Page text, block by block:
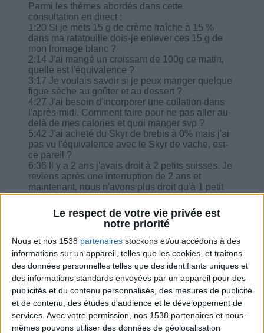
Le respect de votre vie privée est
notre priorité
Nous et nos 1538 partenaires stockons et/ou accédons à des
informations sur un appareil, telles que les cookies, et traitons
des données personnelles telles que des identifiants uniques et
des informations standards envoyées par un appareil pour des
publicités et du contenu personnalisés, des mesures de publicité
et de contenu, des études d'audience et le développement de
services. Avec votre permission, nos 1538 partenaires et nous-
mêmes pouvons utiliser des données de géolocalisation
Parmi les thèmes abordés dans cette
consultation en direct :
1:20 Si je mets 15 g de crème fraîche à 15 %
dans ma ratatouille dois-je enlever ces 15 g de
mon fromage blanc ?
2:14 J'ai mangé un croissant de 100g ce matin,
quelle est l'équivalence ?
3:17 Je voulais savoir si je peux manger quelque
figue sèche au goûter et au dessert ?
4:27 J'ai besoin d'incorporer une collation dans
l'après-midi. Comment faire pour ne pas aller au-
delà de mes calories et quoi manger svp ?
5:42 J'ai acheté du Skyr de brebis à 0% mais j'ai
pas vu l'équivalence avec le Skyr de vache, est-
ce pareil ?
6:36 Il y a 2 ans j'avais droit à 2 petits suisses. Je
reviens après une interruption de 2 ans et
maintenant, nous n'avons plus droit qu'à 1 petit
suisse, pourquoi ?
7:07 Combien de carré de chocolat 70% on peut
consommer et comment les intégrer ?
7:43 Je trouve les plans de repas monotones et je
sens que je vais avoir du mal à tenir dans le
temps… J'envisage de manger une tarte aux
légumes et truite fumée, je décompte comment ?
10:51 Isabelle m'a mis un menu sans lactose
mais apparemment j'ai toujours du lait et du
laitage dans mes menus est normal ?
11:16 J'ai du mal à trouver des yaourt ou fromage
blanc à 0%. Je les prends nature, que dois-je
retirer ?